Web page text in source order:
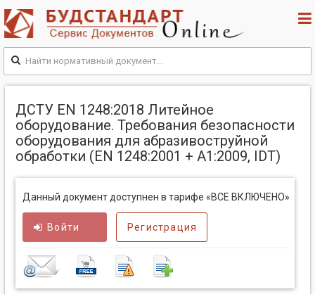
ДСТУ EN 1248:2018 Литейное
оборудование. Требования безопасности
оборудования для абразивоструйной
обработки (EN 1248:2001 + А1:2009, IDT)
Данный документ доступнен в тарифе «ВСЕ ВКЛЮЧЕНО»
Войти Регистрация